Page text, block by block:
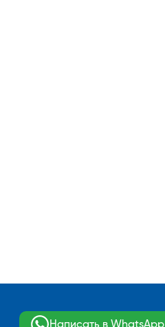
Написать в WhatsApp